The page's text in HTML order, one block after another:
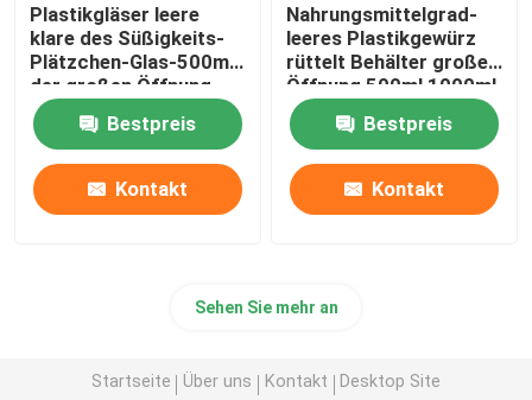
Plastikgläser leere
klare des Süßigkeits-
Plätzchen-Glas-500ml
der großen Öffnung
Nahrungsmittelmit
Schraubverschluss-
Deckeln
Bestpreis
Kontakt
Nahrungsmittelgrad-
leeres Plastikgewürz
rüttelt Behälter großer
Öffnung 500ml 1000ml
Plastik
Bestpreis
Kontakt
Sehen Sie mehr an
Startseite Über uns Kontakt Desktop Site